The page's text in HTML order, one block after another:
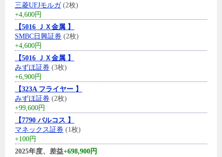
三菱UFJモルガ(2枚)
+4,600円
【5016 ＪＸ金属 】
SMBC日興証券 (2枚)
+4,600円
【5016 ＪＸ金属 】
みずほ証券 (3枚)
+6,900円
【323A フライヤー 】
みずほ証券 (2枚)
+99,600円
【7790 バルコス 】
マネックス証券 (1枚)
+100円
2025年度、差益+698,900円